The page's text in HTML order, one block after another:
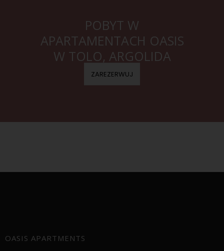
POBYT W
APARTAMENTACH OASIS
W TOLO, ARGOLIDA
ZAREZERWUJ
OASIS APARTMENTS